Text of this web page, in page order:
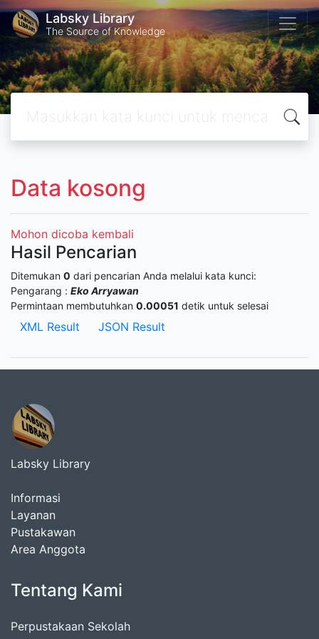
Labsky Library
The Source of Knowledge
Data kosong
Mohon dicoba kembali
Hasil Pencarian
Ditemukan 0 dari pencarian Anda melalui kata kunci:
Pengarang : Eko Arryawan
Permintaan membutuhkan 0.00051 detik untuk selesai
XML Result JSON Result
Labsky Library
Informasi
Layanan
Pustakawan
Area Anggota
Tentang Kami
Perpustakaan Sekolah